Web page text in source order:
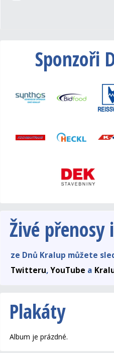
Sponzoři
Živé přenosy
ze Dnů Kralup můžete
Twitteru,YouTube a
Plakáty
Album je prázdné.